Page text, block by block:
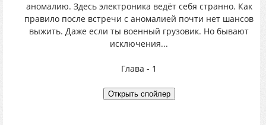
аномалию. Здесь электроника ведёт себя странно. Как
правило после встречи с аномалией почти нет шансов
выжить. Даже если ты военный грузовик. Но бывают
исключения...
Глава - 1